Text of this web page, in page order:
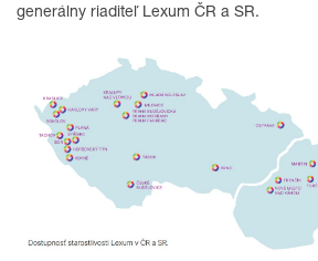
generálny riaditeľ Lexum ČR a SR.